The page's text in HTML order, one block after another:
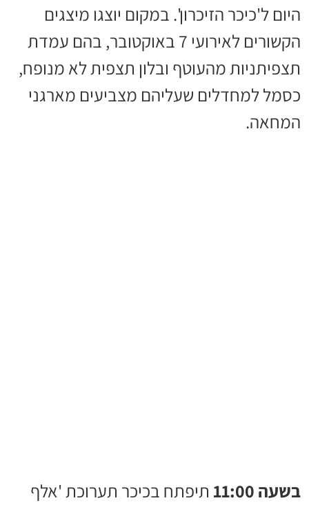
היום ל'כיכר הזיכרון'. במקום יוצגו מיצגים
הקשורים לאירועי 7 באוקטובר, בהם עמדת
תצפיתניות מהעוטף ובלון תצפית לא מנופח,
כסמל למחדלים שעליהם מצביעים מארגני
המחאה.
בשעה 11:00
תיפתח בכיכר תערוכת 'אלף